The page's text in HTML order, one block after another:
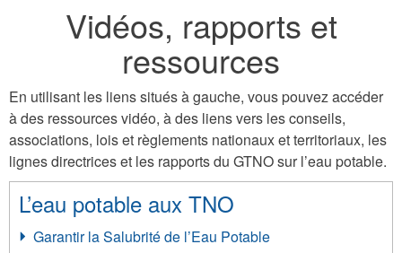
Vidéos, rapports et
ressources
En utilisant les liens situés à gauche, vous pouvez accéder
à des ressources vidéo, à des liens vers les conseils,
associations, lois et règlements nationaux et territoriaux, les
lignes directrices et les rapports du GTNO sur l’eau potable.
L’eau potable aux TNO
Garantir la Salubrité de l’Eau Potable